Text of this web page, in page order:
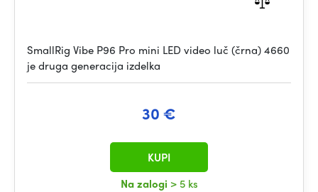
SmallRig Vibe P96 Pro mini LED video luč (črna) 4660
je druga generacija izdelka
30 €
Na zalogi > 5 ks
KUPI